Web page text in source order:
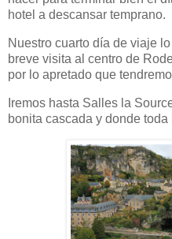
hotel a descansar temprano.
Nuestro cuarto día de viaje
breve visita al centro de
por lo apretado que
Iremos hasta Salles la
bonita cascada y donde